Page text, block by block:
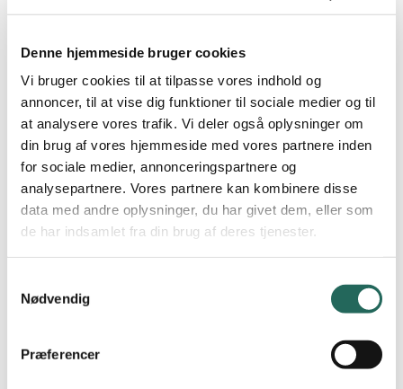
Denne hjemmeside bruger cookies
Vi bruger cookies til at tilpasse vores indhold og
annoncer, til at vise dig funktioner til sociale medier og til
at analysere vores trafik. Vi deler også oplysninger om
din brug af vores hjemmeside med vores partnere inden
for sociale medier, annonceringspartnere og
analysepartnere. Vores partnere kan kombinere disse
data med andre oplysninger, du har givet dem, eller som
de har indsamlet fra din brug af deres tjenester.
Nødvendig
Præferencer
”De øvelser jeg syntes er gode, har jeg
lamineret og haft i min lille kuffert, så kan
jeg bruge dem igen”
Abonnent på Ugens Øvelse